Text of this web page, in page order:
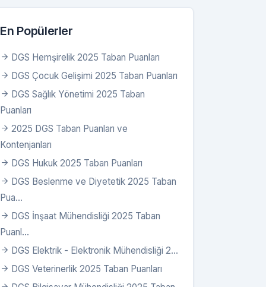
Taban P. Tavan P.
308,34327
306,52659
278,24752
308,34327
279,65206
En Popülerler
DGS Hemşirelik 2025 Taban Puanları
DGS Çocuk Gelişimi 2025 Taban Puanları
DGS Sağlık Yönetimi 2025 Taban
Puanları
2025 DGS Taban Puanları ve
Kontenjanları
DGS Hukuk 2025 Taban Puanları
DGS Beslenme ve Diyetetik 2025 Taban
Pua...
DGS İnşaat Mühendisliği 2025 Taban
Puanl...
DGS Elektrik - Elektronik Mühendisliği 2...
DGS Veterinerlik 2025 Taban Puanları